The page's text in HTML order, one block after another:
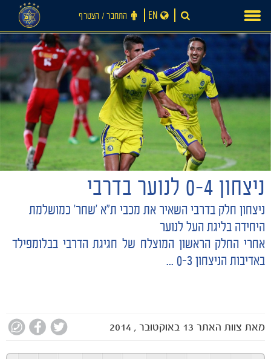
חדשות
content
התחבר ‪/‬ הצטרף EN
ניצחון 0-4 לנוער בדרבי
ניצחון חלק בדרבי השאיר את מכבי ת"א 'שחר' כמושלמת
היחידה בליגת העל לנוער
אחרי החלק הראשון המוצלח של חגיגת הדרבי בבלומפילד
באדיבות הניצחון 0-3 ...
מאת צוות האתר 13 באוקטובר , 2014